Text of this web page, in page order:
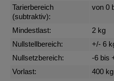
Tarierbereich
(subtraktiv):
von 0
Mindestlast:
2 kg
Nullstellbereich:
+/- 6
Nullsetzbereich:
-6 bis
Vorlast:
400 kg